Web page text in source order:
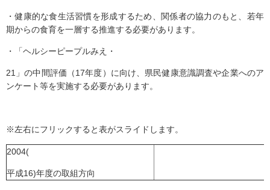
・健康的な食生活習慣を形成するため、関係者の協力のもと、若年
期からの食育を一層する推進する必要があります。
・「ヘルシーピープルみえ・
21」の中間評価（17年度）に向け、県民健康意識調査や企業へのア
ンケート等を実施する必要があります。
※左右にフリックすると表がスライドします。
2004(
平成16)年度の取組方向